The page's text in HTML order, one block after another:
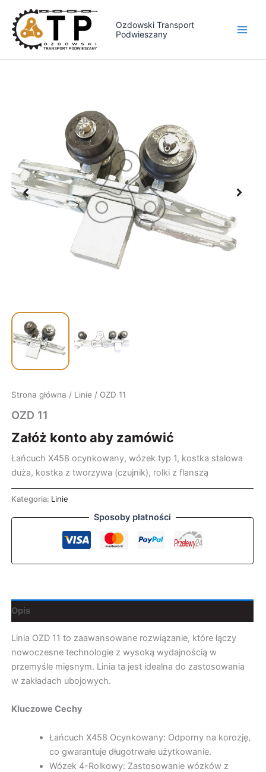
treści
Ozdowski Transport
Podwieszany
Strona główna / Linie / OZD 11
OZD 11
Załóż konto aby zamówić
Łańcuch X458 ocynkowany, wózek typ 1, kostka stalowa
duża, kostka z tworzywa (czujnik), rolki z flanszą
Kategoria: Linie
Sposoby płatności
Opis
Linia OZD 11 to zaawansowane rozwiązanie, które łączy
nowoczesne technologie z wysoką wydajnością w
przemyśle mięsnym. Linia ta jest idealna do zastosowania
w zakładach ubojowych.
Kluczowe Cechy
Łańcuch X458 Ocynkowany: Odporny na korozję,
co gwarantuje długotrwałe użytkowanie.
Wózek 4-Rolkowy: Zastosowanie wózków z